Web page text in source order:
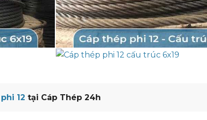
12 tại Cáp Thép 24h